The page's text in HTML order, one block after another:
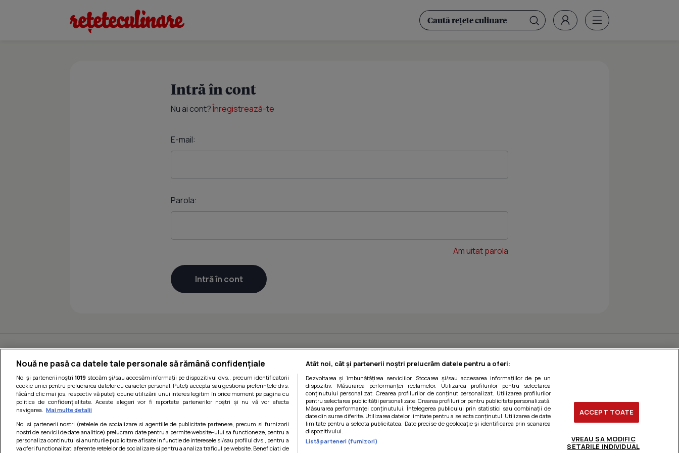
Intră în cont
Nu ai cont?Înregistrează-te
E-mail:
Parola:
Am uitat parola
Nouă ne pasă ca datele tale personale să rămână confidențiale
Noi și partenerii noștri1019 stocăm și/sau accesăm informații pe dispozitivul dvs., precum identificatorii
cookie unici pentru prelucrarea datelor cu caracter personal. Puteți accepta sau gestiona preferințele dvs.
făcând clic mai jos, respectiv vă puteți opune utilizării unui interes legitim în orice moment pe pagina cu
politica de confidențialitate. Aceste alegeri vor fi raportate partenerilor noștri și nu vă vor afecta
navigarea. Mai multe detalii
Noi si partenerii nostri (retelele de socializare si agentiile de publicitate partenere, precum si furnizorii
nostri de servicii de date analitice) prelucram date pentru a permite website-ului sa functioneze, pentru a
personaliza continutul si anunturile publicitare afisate in functie de interesele si/sau profilul dvs., pentru a
va oferi functionalitati aferente retelelor de socializare si pentru a analiza traficul pe website. Beneficiati de
Atât noi, cât și partenerii noștri prelucrăm datele pentru a oferi:
Dezvoltarea și îmbunătățirea serviciilor. Stocarea și/sau accesarea informațiilor de pe un
dispozitiv. Măsurarea performanței reclamelor. Utilizarea profilurilor pentru selectarea
conținutului personalizat. Crearea profilurilor de conținut personalizat. Utilizarea profilurilor
pentru selectarea publicității personalizate. Crearea profilurilor pentru publicitate personalizată.
Măsurarea performanței conținutului. Înțelegerea publicului prin statistici sau combinații de
date din surse diferite. Utilizarea datelor limitate pentru a selecta conținutul. Utilizarea de date
limitate pentru a selecta publicitatea. Date precise de geolocație și identificarea prin scanarea
dispozitivului.
Listă parteneri (furnizori)
ACCEPT TOATE
VREAU SA MODIFIC
SETARILE INDIVIDUAL